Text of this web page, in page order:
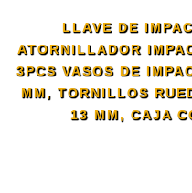
LLAVE DE
ATORNILLADOR
3PCS VASOS DE
MM, TORNILLOS
13 MM, CAJA